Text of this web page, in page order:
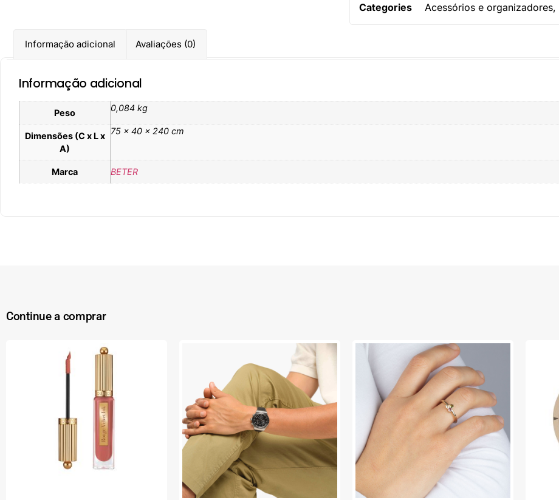
Categories
Acessórios e organizadores,
Informação adicional Avaliações (0)
Informação adicional
Peso 0,084 kg
Dimensões (C x L x
A)
75 × 40 × 240 cm
Marca BETER
Continue a comprar